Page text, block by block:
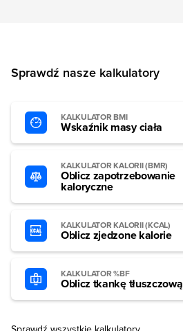
Sprawdź nasze kalkulatory
KALKULATOR BMI
Wskaźnik masy ciała
KALKULATOR KALORII (BMR)
Oblicz zapotrzebowanie
kaloryczne
KALKULATOR KALORII (KCAL)
Oblicz zjedzone kalorie
KALKULATOR %BF
Oblicz tkankę tłuszczową